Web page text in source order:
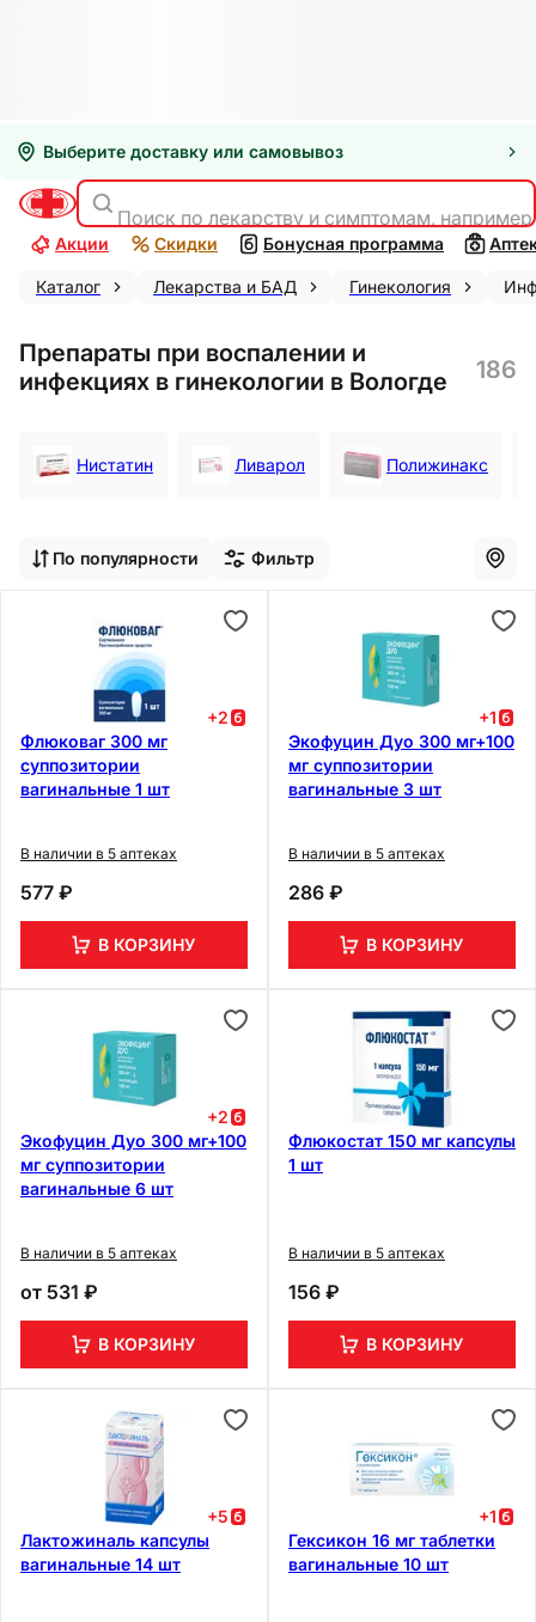
Выберите доставку или самовывоз
Поиск по лекарству и симптомам,
Акции Скидки Бонусная программа
Каталог Лекарства и БАД Гинекология
Препараты при воспалении и
инфекциях в гинекологии в Вологде
186
Нистатин Ливарол Полижинакс
По популярности Фильтр
+2
Флюковаг 300 мг
суппозитории
вагинальные 1 шт
В наличии в 5 аптеках
577 ₽
В КОРЗИНУ
+1
Экофуцин Дуо 300 мг+100
мг суппозитории
вагинальные 3 шт
В наличии в 5 аптеках
286 ₽
В КОРЗИНУ
+2
Экофуцин Дуо 300 мг+100
мг суппозитории
вагинальные 6 шт
В наличии в 5 аптеках
от 531 ₽
В КОРЗИНУ
Флюкостат 150 мг капсулы
1 шт
В наличии в 5 аптеках
156 ₽
В КОРЗИНУ
+5
Лактожиналь капсулы
вагинальные 14 шт
+1
Гексикон 16 мг таблетки
вагинальные 10 шт